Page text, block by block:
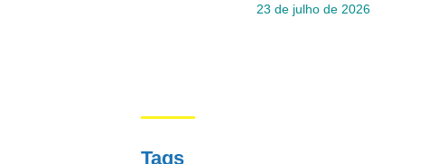
23 de julho de 2026
Tags